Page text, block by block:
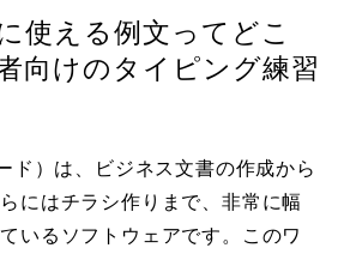
使える例文ってどこ
向けのタイピング練習
ド）は、ビジネス文書の作成から
にはチラシ作りまで、非常に幅
いるソフトウェアです。このワ